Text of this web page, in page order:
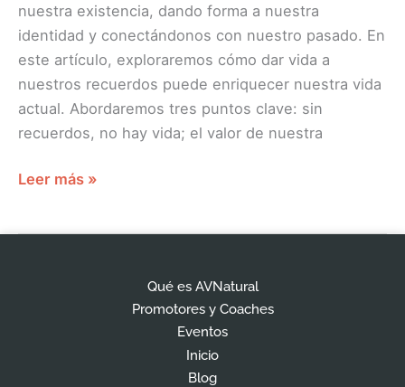
nuestra existencia, dando forma a nuestra
identidad y conectándonos con nuestro pasado. En
este artículo, exploraremos cómo dar vida a
nuestros recuerdos puede enriquecer nuestra vida
actual. Abordaremos tres puntos clave: sin
recuerdos, no hay vida; el valor de nuestra
Leer más »
Qué es AVNatural
Promotores y Coaches
Eventos
Inicio
Blog